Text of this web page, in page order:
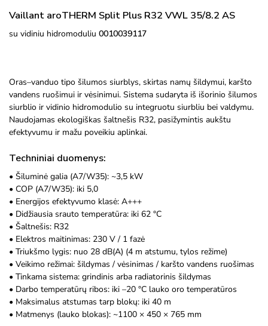
Vaillant aroTHERM Split Plus R32 VWL 35/8.2 AS
su vidiniu hidromoduliu 0010039117
Oras–vanduo tipo šilumos siurblys, skirtas namų šildymui, karšto
vandens ruošimui ir vėsinimui. Sistema sudaryta iš išorinio šilumos
siurblio ir vidinio hidromodulio su integruotu siurbliu bei valdymu.
Naudojamas ekologiškas šaltnešis R32, pasižymintis aukštu
efektyvumu ir mažu poveikiu aplinkai.
Techniniai duomenys:
• Šiluminė galia (A7/W35): ~3,5 kW
• COP (A7/W35): iki 5,0
• Energijos efektyvumo klasė: A+++
• Didžiausia srauto temperatūra: iki 62 °C
• Šaltnešis: R32
• Elektros maitinimas: 230 V / 1 fazė
• Triukšmo lygis: nuo 28 dB(A) (4 m atstumu, tylos režime)
• Veikimo režimai: šildymas / vėsinimas / karšto vandens ruošimas
• Tinkama sistema: grindinis arba radiatorinis šildymas
• Darbo temperatūrų ribos: iki –20 °C lauko oro temperatūros
• Maksimalus atstumas tarp blokų: iki 40 m
• Matmenys (lauko blokas): ~1100 × 450 × 765 mm